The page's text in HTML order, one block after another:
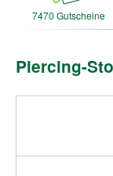
7470 Gutscheine
Piercing-